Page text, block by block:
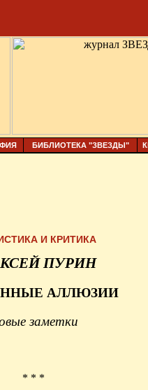
БИБЛИОТЕКА "ЗВЕЗДЫ"
И КРИТИКА
ПУРИН
АЛЛЮЗИИ
заметки
* * *